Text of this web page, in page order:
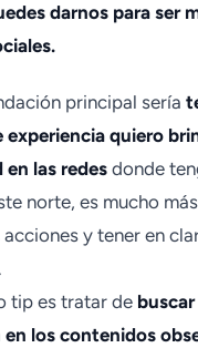
darnos para ser
principal serí­a
experiencia quiero
las redes donde
norte, es mucho
y tener en
tip es tratar de buscar
los contenidos